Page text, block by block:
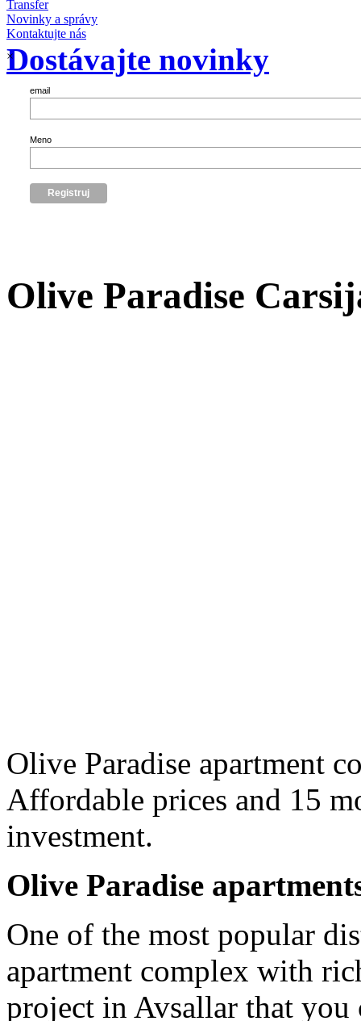
×
Transfer
Novinky a správy
Kontaktujte nás
Dostávajte novinky
email
Meno
Olive Paradise
Olive Paradise apartment
Affordable prices and 15
investment.
Olive Paradise
One of the most popular
apartment complex with
project in Avsallar that you